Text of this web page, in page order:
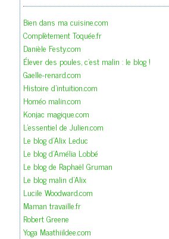
Bien dans ma cuisine.com
Complètement Toquée.fr
Danièle Festy.com
Élever des poules, c'est malin : le blog !
Gaelle-renard.com
Histoire d'intuition.com
Homéo malin.com
Konjac magique.com
L'essentiel de Julien.com
Le blog d'Alix Leduc
Le blog d'Amélia Lobbé
Le blog de Raphaël Gruman
Le blog malin d'Alix
Lucile Woodward.com
Maman travaille.fr
Robert Greene
Yoga Maathiildee.com